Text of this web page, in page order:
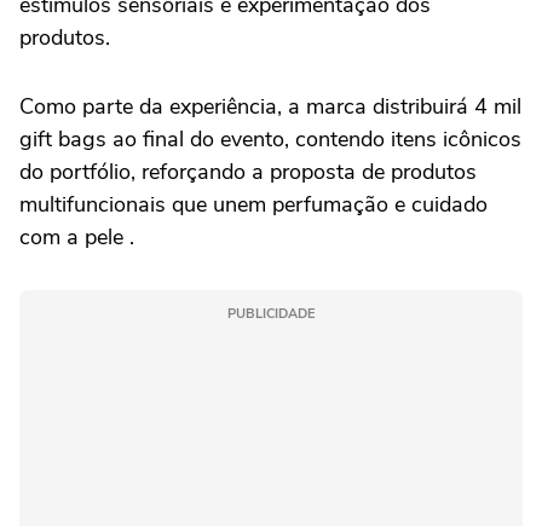
produtos.
Como parte da experiência, a marca distribuirá 4 mil
gift bags ao final do evento, contendo itens icônicos
do portfólio, reforçando a proposta de produtos
multifuncionais que unem perfumação e cuidado
com a pele .
PUBLICIDADE